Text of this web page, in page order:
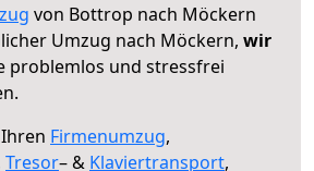
von Bottrop nach Möckern
Umzug nach Möckern, wir
problemlos und stressfrei
Firmenumzug,
Tresor– & Klaviertransport,